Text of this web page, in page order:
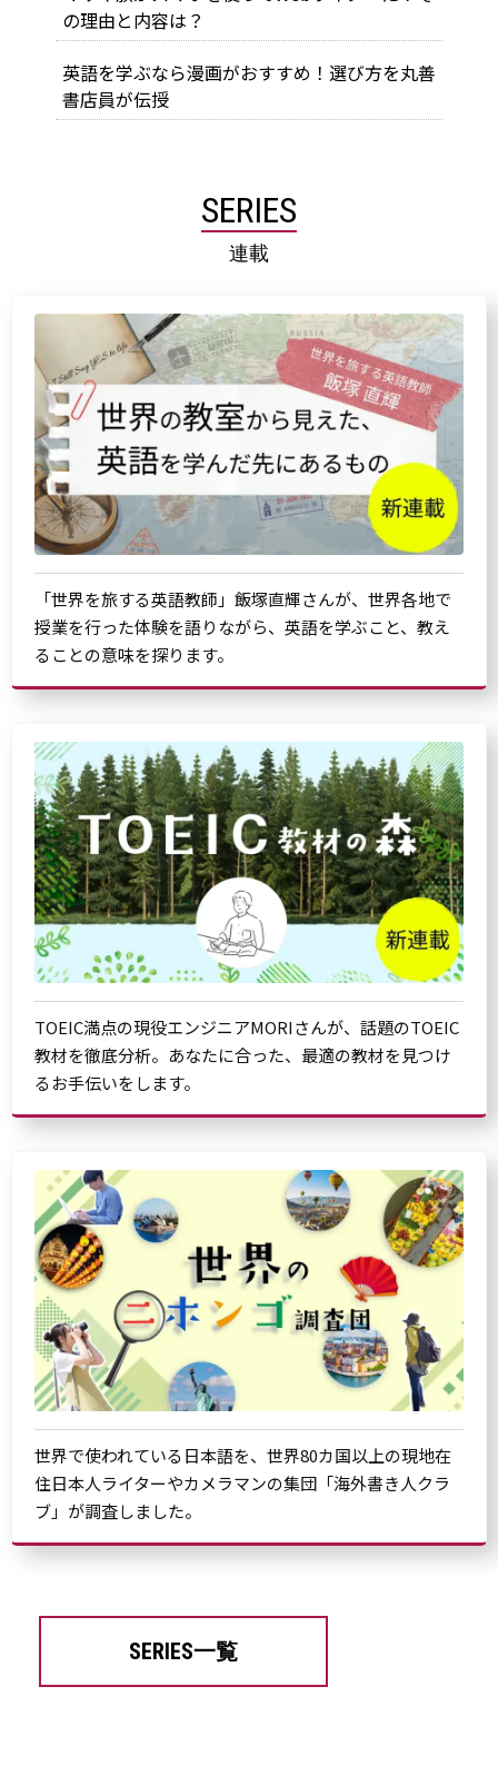
の理由と内容は？
英語を学ぶなら漫画がおすすめ！選び方を丸善
書店員が伝授
SERIES
連載
「世界を旅する英語教師」飯塚直輝さんが、世界各地で
授業を行った体験を語りながら、英語を学ぶこと、教え
ることの意味を探ります。
TOEIC満点の現役エンジニアMORIさんが、話題のTOEIC
教材を徹底分析。あなたに合った、最適の教材を見つけ
るお手伝いをします。
世界で使われている日本語を、世界80カ国以上の現地在
住日本人ライターやカメラマンの集団「海外書き人クラ
ブ」が調査しました。
SERIES一覧